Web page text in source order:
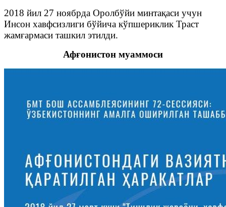
2018 йил 27 ноябрда Оролбўйи минтақаси учун
Инсон хавфсизлиги бўйича кўпшериклик Траст
жамғармаси ташкил этилди.
Афғонистон муаммоси